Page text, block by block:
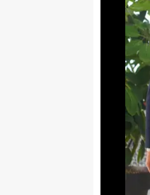
El
de